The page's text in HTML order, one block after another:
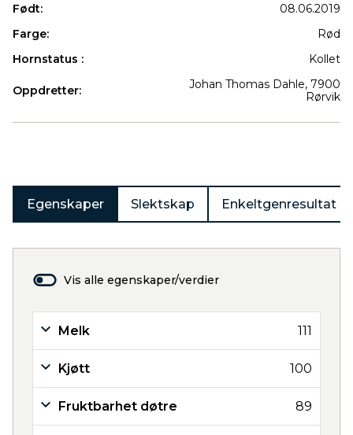
Født:
08.06.2019
Farge:
Rød
Hornstatus :
Kollet
Oppdretter:
Johan Thomas Dahle, 7900
Rørvik
Egenskaper Slektskap Enkeltgenresultat
Vis alle egenskaper/verdier
Melk 111
Kjøtt 100
Fruktbarhet døtre 89